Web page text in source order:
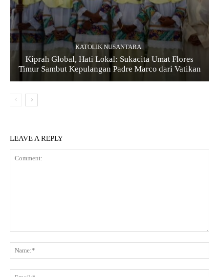
KATOLIK NUSANTARA
Kiprah Global, Hati Lokal: Sukacita Umat Flores
Timur Sambut Kepulangan Padre Marco dari Vatikan
LEAVE A REPLY